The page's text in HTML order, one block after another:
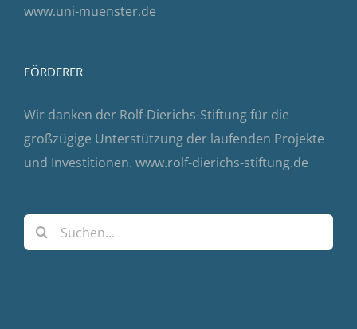
www.uni-muenster.de
FÖRDERER
Wir danken der Rolf-Dierichs-Stiftung für die
großzügige Unterstützung der laufenden Projekte
und Investitionen. www.rolf-dierichs-stiftung.de
Suche
nach: